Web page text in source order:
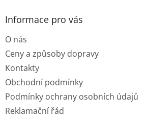
Informace pro vás
O nás
Ceny a způsoby dopravy
Kontakty
Obchodní podmínky
Podmínky ochrany osobních údajů
Reklamační řád